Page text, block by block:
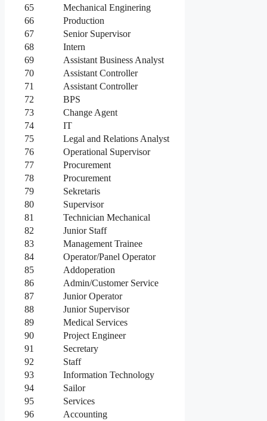
65
Mechanical Enginering
66
Production
67
Senior Supervisor
68
Intern
69
Assistant Business Analyst
70
Assistant Controller
71
Assistant Controller
72
BPS
73
Change Agent
74
IT
75
Legal and Relations Analyst
76
Operational Supervisor
77
Procurement
78
Procurement
79
Sekretaris
80
Supervisor
81
Technician Mechanical
82
Junior Staff
83
Management Trainee
84
Operator/Panel Operator
85
Addoperation
86
Admin/Customer Service
87
Junior Operator
88
Junior Supervisor
89
Medical Services
90
Project Engineer
91
Secretary
92
Staff
93
Information Technology
94
Sailor
95
Services
96
Accounting